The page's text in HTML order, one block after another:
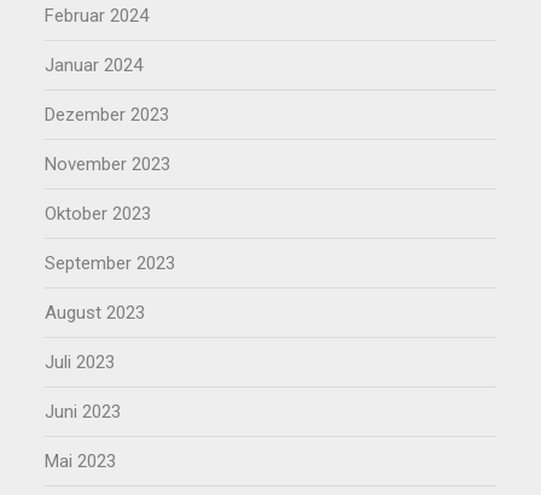
Februar 2024
Januar 2024
Dezember 2023
November 2023
Oktober 2023
September 2023
August 2023
Juli 2023
Juni 2023
Mai 2023